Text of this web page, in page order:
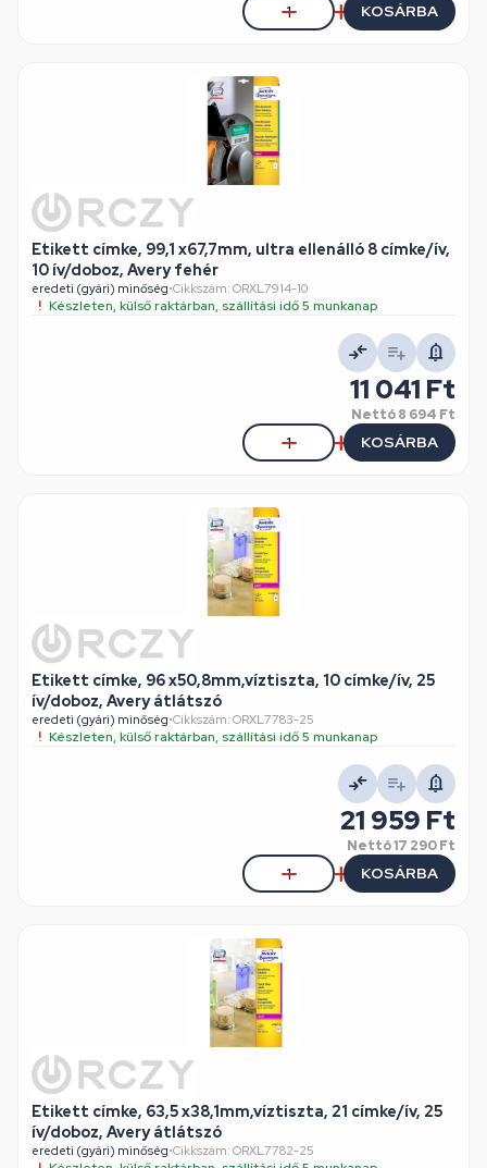
KOSÁRBA
Etikett címke, 99,1 x67,7mm, ultra ellenálló 8 címke/ív,
10 ív/doboz, Avery fehér
eredeti (gyári) minőség•Cikkszám: ORXL7914-10
Készleten, külső raktárban, szállítási idő 5 munkanap
11 041 Ft
Nettó8 694 Ft
KOSÁRBA
Etikett címke, 96 x50,8mm,víztiszta, 10 címke/ív, 25
ív/doboz, Avery átlátszó
eredeti (gyári) minőség•Cikkszám: ORXL7783-25
Készleten, külső raktárban, szállítási idő 5 munkanap
21 959 Ft
Nettó17 290 Ft
KOSÁRBA
Etikett címke, 63,5 x38,1mm,víztiszta, 21 címke/ív, 25
ív/doboz, Avery átlátszó
eredeti (gyári) minőség•Cikkszám: ORXL7782-25